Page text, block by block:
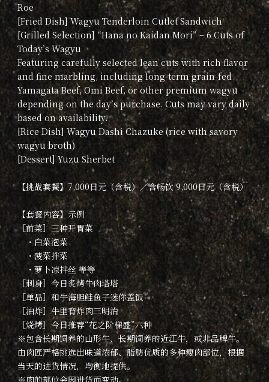
Roe
[Fried Dish] Wagyu Tenderloin Cutlet Sandwich
[Grilled Selection] “Hana no Kaidan Mori” – 6 Cuts of
Today’s Wagyu
Featuring carefully selected lean cuts with rich flavor
and fine marbling, including long-term grain-fed
Yamagata Beef, Omi Beef, or other premium wagyu
depending on the day’s purchase. Cuts may vary daily
based on availability.
[Rice Dish] Wagyu Dashi Chazuke (rice with savory
wagyu broth)
[Dessert] Yuzu Sherbet
【挑战套餐】7,000日元（含税）／含畅饮 9,000日元（含税）
【套餐内容】示例
［前菜］三种开胃菜
・白菜泡菜
・菠菜拌菜
・萝卜凉拌丝 等等
［刺身］今日炙烤牛肉塔塔
［单品］和牛海胆鲑鱼子迷你盖饭
［油炸］牛里脊炸肉三明治
［烧烤］今日推荐“花之阶梯盛”六种
※包含长期饲养的山形牛、长期饲养的近江牛，或非品牌牛。
由肉匠严格挑选出味道浓郁、脂肪优质的多种瘦肉部位，根据
当天的进货情况，均衡地提供。
※肉的部位会因进货而变动。